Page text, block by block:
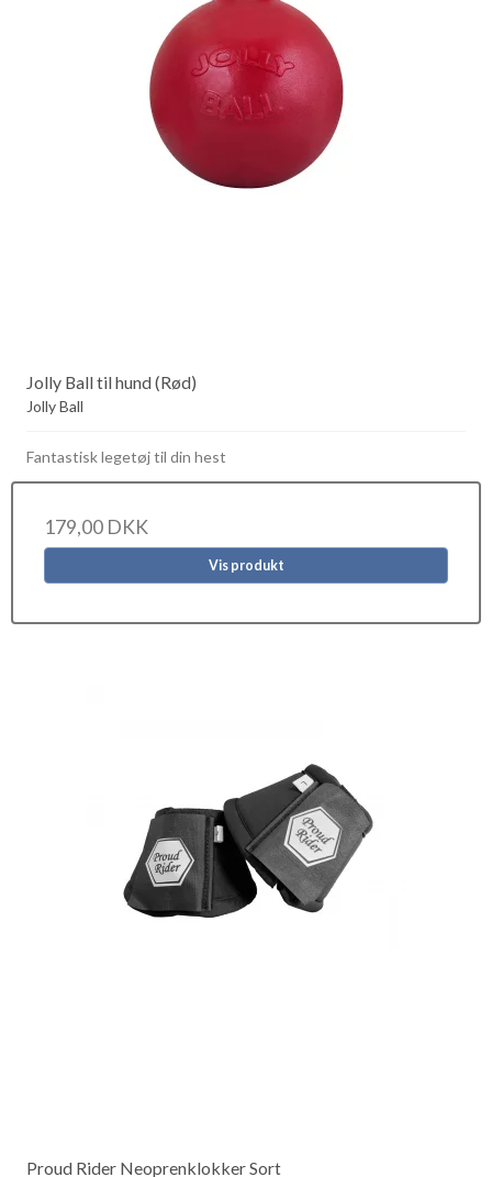
Jolly Ball til hund (Rød)
Jolly Ball
Fantastisk legetøj til din hest
179,00 DKK
Vis produkt
Proud Rider Neoprenklokker Sort